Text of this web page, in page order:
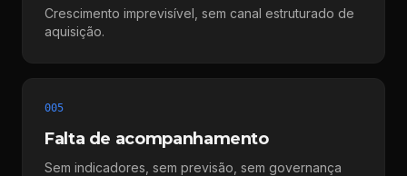
Crescimento imprevisível, sem canal estruturado de
aquisição.
005
Falta de acompanhamento
Sem indicadores, sem previsão, sem governança